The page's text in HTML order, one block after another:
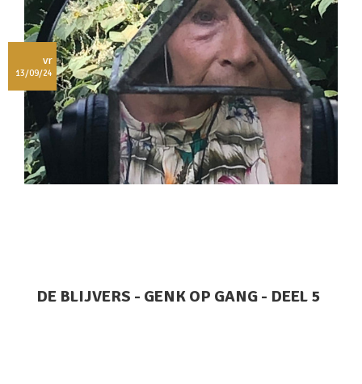
vr
13/09/24
DE BLIJVERS - GENK OP GANG - DEEL 5